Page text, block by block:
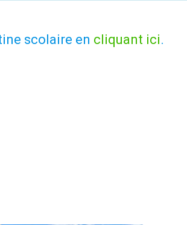
scolaire en cliquant ici.